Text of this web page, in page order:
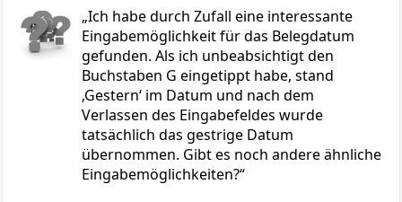
Ich habe durch Zufall eine interessante
Eingabemöglichkeit für das Belegdatum
gefunden. Als ich unbeabsichtigt den
Buchstaben G eingetippt habe, stand
‚Gestern‘ im Datum und nach dem
Verlassen des Eingabefeldes wurde
tatsächlich das gestrige Datum
übernommen. Gibt es noch andere ähnliche
Eingabemöglichkeiten?